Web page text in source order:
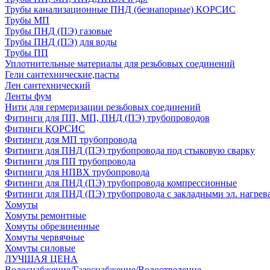
Трубы канализационные ПНД (безнапорные) КОРСИС
Трубы МП
Трубы ПНД (ПЭ) газовые
Трубы ПНД (ПЭ) для воды
Трубы ПП
Уплотнительные материалы для резьбовых соединений
Гели сантехнические,пасты
Лен сантехнический
Ленты фум
Нити для гермеризации резьбовых соединений
Фитинги для ПП, МП, ПНД (ПЭ) трубопроводов
Фитинги КОРСИС
Фитинги для МП трубопровода
Фитинги для ПНД (ПЭ) трубопровода под стыковую сварку
Фитинги для ПП трубопровода
Фитинги для НПВХ трубопровода
Фитинги для ПНД (ПЭ) трубопровода компрессионные
Фитинги для ПНД (ПЭ) трубопровода с закладными эл.
Хомуты
Хомуты ремонтные
Хомуты обрезиненные
Хомуты червячные
Хомуты силовые
ЛУЧШАЯ ЦЕНА